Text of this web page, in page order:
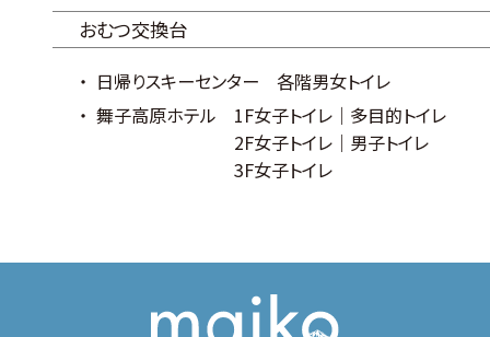
おむつ交換台
日帰りスキーセンター 各階男女トイレ
舞子高原ホテル
1F女子トイレ｜多目的トイレ
2F女子トイレ｜男子トイレ
3F女子トイレ